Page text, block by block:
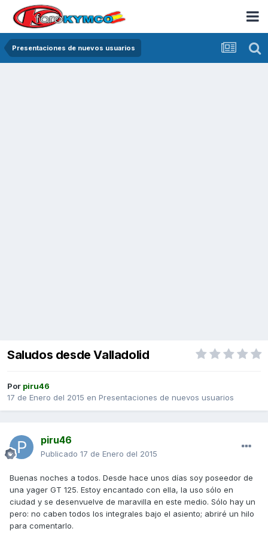
Presentaciones de nuevos usuarios
Saludos desde Valladolid
Por piru46
17 de Enero del 2015 en Presentaciones de nuevos usuarios
piru46
Publicado 17 de Enero del 2015
Buenas noches a todos. Desde hace unos días soy poseedor de
una yager GT 125. Estoy encantado con ella, la uso sólo en
ciudad y se desenvuelve de maravilla en este medio. Sólo hay un
pero: no caben todos los integrales bajo el asiento; abriré un hilo
para comentarlo.